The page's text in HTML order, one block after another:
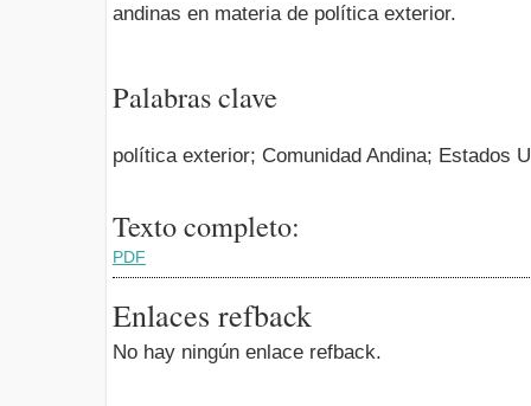
andinas en materia de política exterior.
Palabras clave
política exterior; Comunidad Andina; Estados
Texto completo:
PDF
Enlaces refback
No hay ningún enlace refback.